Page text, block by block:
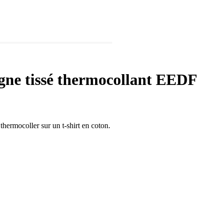
tissé thermocollant EEDF
sur un t-shirt en coton.